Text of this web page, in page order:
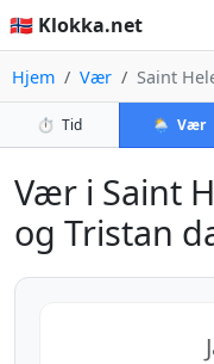
🇳🇴 Klokka.net
Hjem Vær Saint
⏱️ Tid 🌦️ Vær
Vær i Saint
og Tristan